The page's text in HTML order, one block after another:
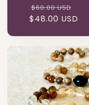
Prezzo
di
$60.00 USD
$48.00 USD